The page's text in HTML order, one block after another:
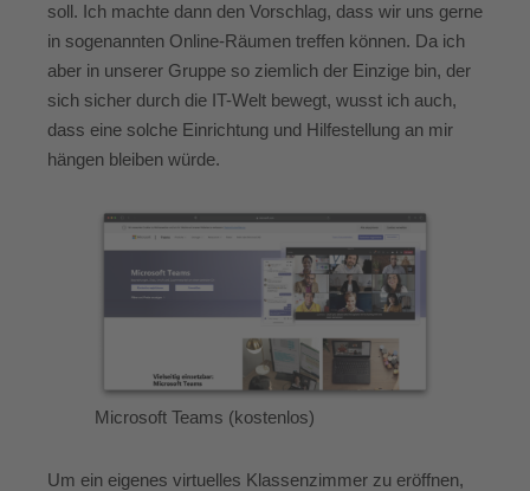
soll. Ich machte dann den Vorschlag, dass wir uns gerne
in sogenannten Online-Räumen treffen können. Da ich
aber in unserer Gruppe so ziemlich der Einzige bin, der
sich sicher durch die IT-Welt bewegt, wusst ich auch,
dass eine solche Einrichtung und Hilfestellung an mir
hängen bleiben würde.
Microsoft Teams (kostenlos)
Um ein eigenes virtuelles Klassenzimmer zu eröffnen,